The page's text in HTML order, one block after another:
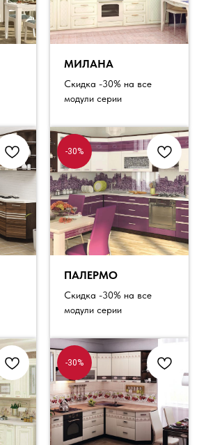
МИЛАНА
Скидка -30% на все
модули серии
-30%
ПАЛЕРМО
Скидка -30% на все
модули серии
-30%